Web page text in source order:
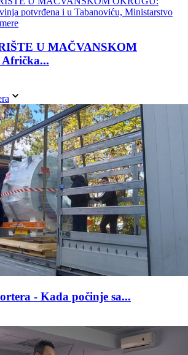
U MAČVANSKOM
- Kada počinje sa...